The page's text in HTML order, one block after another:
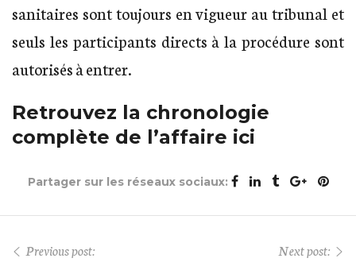
sanitaires sont toujours en vigueur au tribunal et
seuls les participants directs à la procédure sont
autorisés à entrer.
Retrouvez la chronologie
complète de l’affaire ici
Partager sur les réseaux sociaux:
Previous post: Next post: